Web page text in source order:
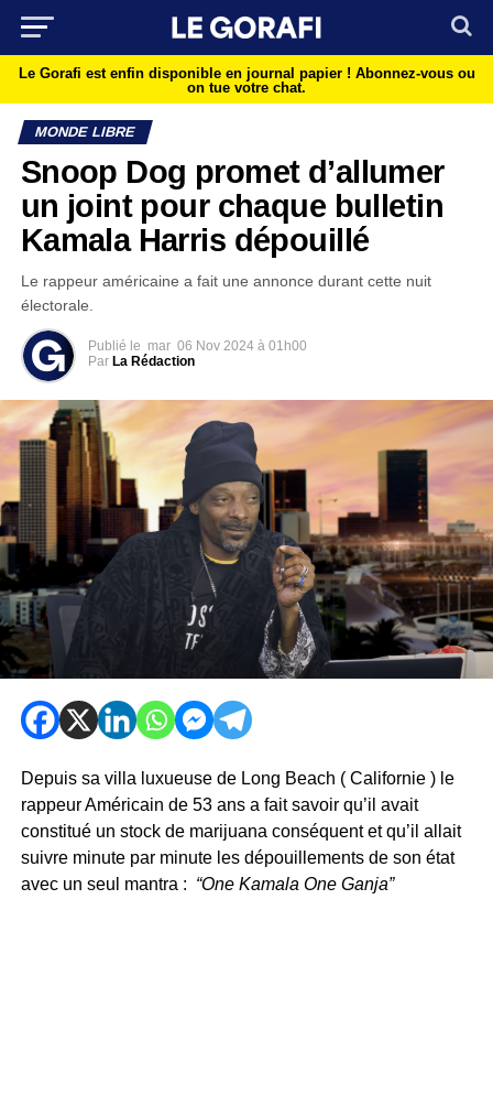
Le Gorafi est enfin disponible en journal papier ! Abonnez-vous ou
on tue votre chat.
MONDE LIBRE
Snoop Dog promet d’allumer
un joint pour chaque bulletin
Kamala Harris dépouillé
Le rappeur américaine a fait une annonce durant cette nuit
électorale.
Publié le mar 06 Nov 2024 à 01h00
Par La Rédaction
Depuis sa villa luxueuse de Long Beach ( Californie ) le
rappeur Américain de 53 ans a fait savoir qu’il avait
constitué un stock de marijuana conséquent et qu’il allait
suivre minute par minute les dépouillements de son état
avec un seul mantra : “One Kamala One Ganja”